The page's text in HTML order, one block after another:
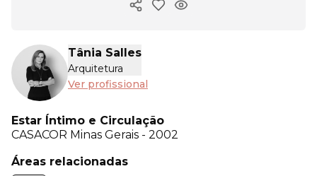
Copiar link
Tânia Salles
Arquitetura
Ver profissional
Estar Íntimo e Circulação
CASACOR Minas Gerais - 2002
Áreas relacionadas